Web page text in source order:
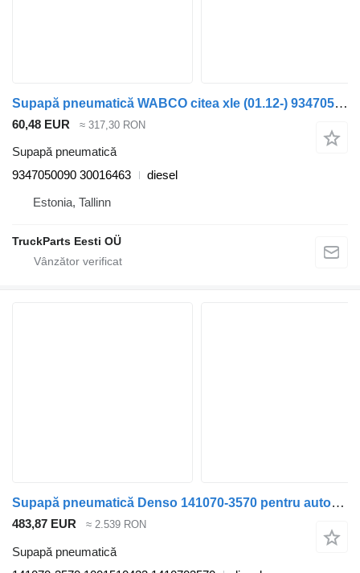
Supapă pneumatică WABCO citea xle (01.12-) 9347050090 pentru autobuz VDL Jonckheere Transit 2000 (2005-2013)
60,48 EUR ≈ 317,30 RON
Supapă pneumatică
9347050090 30016463
diesel
Estonia, Tallinn
TruckParts Eesti OÜ
Supapă pneumatică Denso 141070-3570 pentru autobuz VDL Jonckheere Transit 2000 (2005-2013)
483,87 EUR ≈ 2.539 RON
Supapă pneumatică